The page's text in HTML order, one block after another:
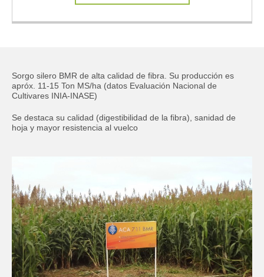
Sorgo silero BMR de alta calidad de fibra. Su producción es
apróx. 11-15 Ton MS/ha (datos Evaluación Nacional de
Cultivares INIA-INASE)
Se destaca su calidad (digestibilidad de la fibra), sanidad de
hoja y mayor resistencia al vuelco
Nombre Obligatorio
Código de área:
Teléfono:
Departamento Obligatorio
Actividad